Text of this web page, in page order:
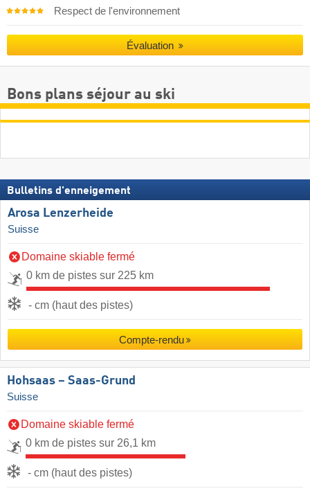
Respect de l'environnement
Évaluation
Bons plans séjour au ski
Bulletins d'enneigement
Arosa Lenzerheide
Suisse
Domaine skiable fermé
0 km de pistes sur 225 km
- cm (haut des pistes)
Compte-rendu
Hohsaas – Saas-Grund
Suisse
Domaine skiable fermé
0 km de pistes sur 26,1 km
- cm (haut des pistes)